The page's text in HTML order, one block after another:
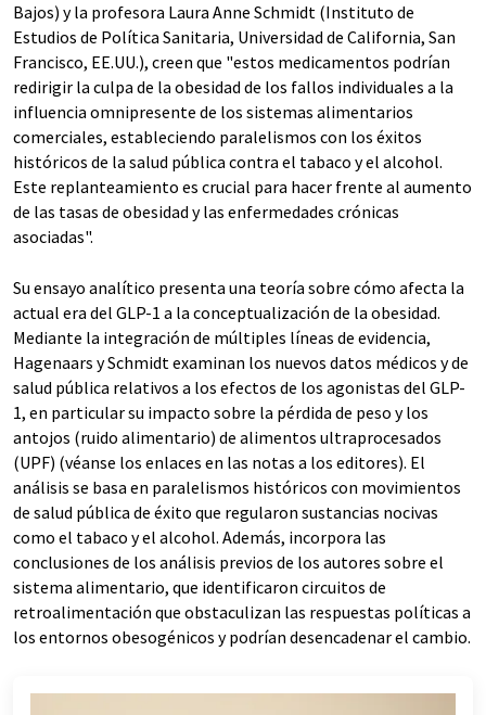
Bajos) y la profesora Laura Anne Schmidt (Instituto de
Estudios de Política Sanitaria, Universidad de California, San
Francisco, EE.UU.), creen que "estos medicamentos podrían
redirigir la culpa de la obesidad de los fallos individuales a la
influencia omnipresente de los sistemas alimentarios
comerciales, estableciendo paralelismos con los éxitos
históricos de la salud pública contra el tabaco y el alcohol.
Este replanteamiento es crucial para hacer frente al aumento
de las tasas de obesidad y las enfermedades crónicas
asociadas".
Su ensayo analítico presenta una teoría sobre cómo afecta la
actual era del GLP-1 a la conceptualización de la obesidad.
Mediante la integración de múltiples líneas de evidencia,
Hagenaars y Schmidt examinan los nuevos datos médicos y de
salud pública relativos a los efectos de los agonistas del GLP-
1, en particular su impacto sobre la pérdida de peso y los
antojos (ruido alimentario) de alimentos ultraprocesados
(UPF) (véanse los enlaces en las notas a los editores). El
análisis se basa en paralelismos históricos con movimientos
de salud pública de éxito que regularon sustancias nocivas
como el tabaco y el alcohol. Además, incorpora las
conclusiones de los análisis previos de los autores sobre el
sistema alimentario, que identificaron circuitos de
retroalimentación que obstaculizan las respuestas políticas a
los entornos obesogénicos y podrían desencadenar el cambio.